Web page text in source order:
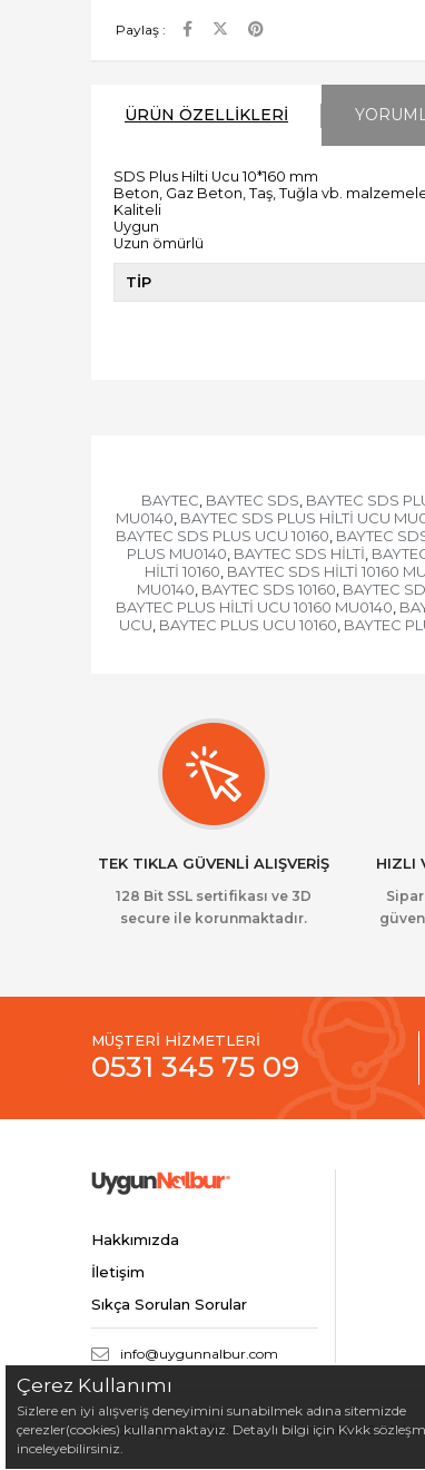
Paylaş :
ÜRÜN ÖZELLIKLERI
SDS Plus Hilti Ucu 10*160 mm
Beton, Gaz Beton, Taş, Tuğla vb.
Kaliteli
Uygun
Uzun ömürlü
TİP
BAYTEC, BAYTEC SDS, BAYTEC SDS
MU0140, BAYTEC SDS PLUS HİLTİ UCU
BAYTEC SDS PLUS UCU 10160, BAYTEC
PLUS MU0140, BAYTEC SDS HİLTİ,
HİLTİ 10160, BAYTEC SDS HİLTİ 10160
MU0140, BAYTEC SDS 10160, BAYTEC
BAYTEC PLUS HİLTİ UCU 10160 MU0140,
UCU, BAYTEC PLUS UCU 10160, BAYTEC
TEK TIKLA GÜVENLİ ALIŞVERİŞ
128 Bit SSL sertifikası ve 3D
secure ile korunmaktadır.
HIZLI
MÜŞTERİ HİZMETLERİ
0531 345 75 09
Hakkımızda
İletişim
Sıkça Sorulan Sorular
info@uygunnalbur.com
© 2024 Uygunnalbur.com - Tüm Hakları Saklıdır.
Çerez Kullanımı
Sizlere en iyi alışveriş deneyimini sunabilmek adına sitemizde
çerezler(cookies) kullanmaktayız. Detaylı bilgi için Kvkk
inceleyebilirsiniz.